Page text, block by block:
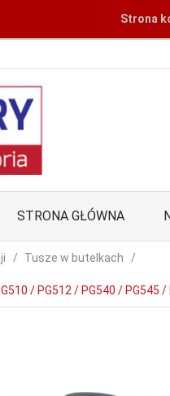
Strona
STRONA GŁÓWNA
Tusze w butelkach
/ PG512 / PG540 / PG545